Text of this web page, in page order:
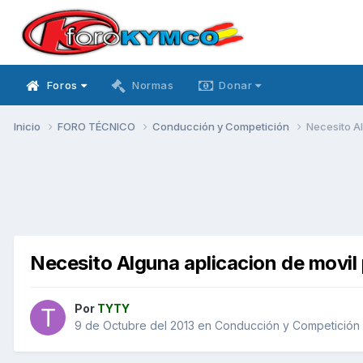
Foros Normas Donar
Inicio FORO TÉCNICO Conducción y Competición Necesito
Necesito Alguna aplicacion de
Por TYTY
9 de Octubre del 2013 en Conducción y Competición